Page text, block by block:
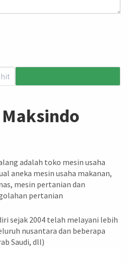
adalah toko mesin usaha
aneka mesin usaha makanan,
mesin pertanian dan
pertanian
sejak 2004 telah melayani lebih
nusantara dan beberapa
Saudi, dll)